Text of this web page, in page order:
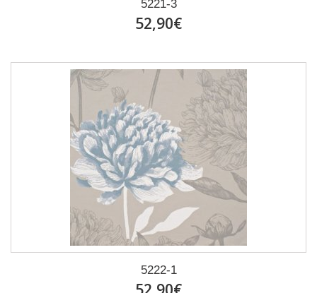
5221-3
52,90€
5222-1